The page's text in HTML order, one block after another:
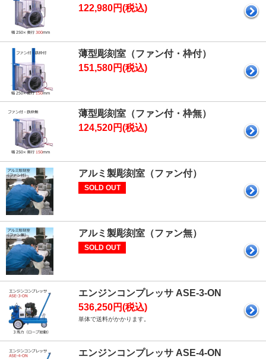
122,980円(税込)
薄型彫刻室（ファン付・枠付）
151,580円(税込)
薄型彫刻室（ファン付・枠無）
124,520円(税込)
アルミ製彫刻室（ファン付）
SOLD OUT
アルミ製彫刻室（ファン無）
SOLD OUT
エンジンコンプレッサ ASE-3-ON
536,250円(税込)
単体で送料がかかります。
エンジンコンプレッサ ASE-4-ON